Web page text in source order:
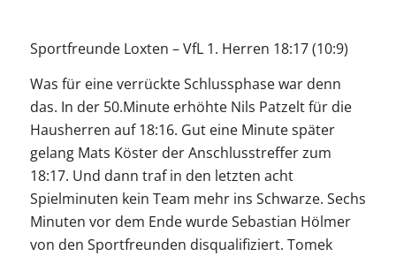
Sportfreunde Loxten – VfL 1. Herren 18:17 (10:9)
Was für eine verrückte Schlussphase war denn
das. In der 50.Minute erhöhte Nils Patzelt für die
Hausherren auf 18:16. Gut eine Minute später
gelang Mats Köster der Anschlusstreffer zum
18:17. Und dann traf in den letzten acht
Spielminuten kein Team mehr ins Schwarze. Sechs
Minuten vor dem Ende wurde Sebastian Hölmer
von den Sportfreunden disqualifiziert. Tomek